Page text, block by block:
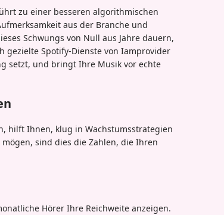
zu einer besseren algorithmischen
aus der Branche und
Schwungs von Null aus Jahre dauern,
gezielte Spotify-Dienste von Iamprovider
setzt, und bringt Ihre Musik vor echte
hilft Ihnen, klug in Wachstumsstrategien
sind dies die Zahlen, die Ihren
Hörer Ihre Reichweite anzeigen.